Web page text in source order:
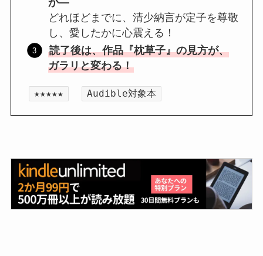
どれほどまでに、清少納言が定子を尊敬
し、愛したかに心震える！
読了後は、作品『枕草子』の見方が、
ガラリと変わる！
★★★★★ Audible対象本